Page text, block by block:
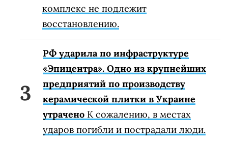
комплекс не подлежит
восстановлению.
РФ ударила по инфраструктуре
«Эпицентра». Одно из крупнейших
предприятий по производству
керамической плитки в Украине
утрачено К сожалению, в местах
ударов погибли и пострадали люди.